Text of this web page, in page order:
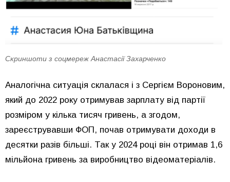
Скриншоти з соцмереж Анастасії Захарченко
Аналогічна ситуація склалася і з Сергієм Вороновим,
який до 2022 року отримував зарплату від партії
розміром у кілька тисяч гривень, а згодом,
зареєструвавши ФОП, почав отримувати доходи в
десятки разів більші. Так у 2024 році він отримав 1,6
мільйона гривень за виробництво відеоматеріалів.